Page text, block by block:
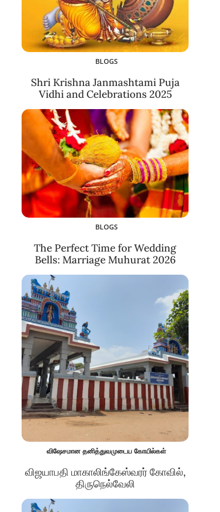
BLOGS
Shri Krishna Janmashtami Puja
Vidhi and Celebrations 2025
BLOGS
The Perfect Time for Wedding
Bells: Marriage Muhurat 2026
விஷேசமான தனித்துவமுடைய கோயில்கள்
விஜயாபதி மாகாலிங்கேஸ்வரர் கோவில்,
திருநெல்வேலி